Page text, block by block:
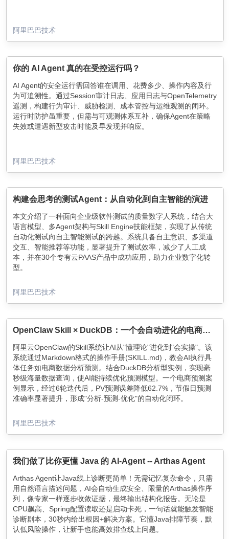
阿里巴巴技术
你的 AI Agent 真的在受控运行吗？
AI Agent的安全运行需回答谁在调用、花费多少、操作内容及行
为可追溯性。通过Session审计日志、应用日志与OpenTelemetry
遥测，构建行为审计、威胁检测、成本管控与运维观测的闭环。
运行时防护虽重要，但需与可观测体系互补，确保Agent在策略
失效或遭遇新型攻击时能及早发现并响应。
阿里巴巴技术
构建会思考的测试Agent：从自动化到自主智能的演进
本文介绍了一种面向企业级软件测试的质量数字人系统，结合大
语言模型、多Agent架构与Skill Engine技能框架，实现了从传统
自动化测试向自主智能测试的跨越。系统具备自主意识、多渠道
交互、智能推荐等功能，显著提升了测试效率，减少了人工成
本，并在30个专有云PAAS产品中成功应用，助力企业数字化转
型。
阿里巴巴技术
OpenClaw Skill × DuckDB：一个会自动进化的电商销售分析预测是怎么炼成的
阿里云OpenClaw的Skill系统让AI从"懂理论"进化到"会实操"。该
系统通过Markdown格式的操作手册(SKILL.md)，教会AI执行具
体任务如电商数据分析预测。结合DuckDB分析型实例，实现毫
秒级海量数据查询，使AI能持续优化预测模型。一个电商预测案
例显示，经过6轮迭代后，PV预测误差降低62.7%，节假日预测
准确率显著提升，形成"分析-预测-优化"的自动化闭环。
阿里巴巴技术
我们做了比你更懂 Java 的 AI-Agent -- Arthas Agent
Arthas Agent让Java线上诊断更简单！无需记忆复杂命令，只需
用自然语言描述问题，AI会自动生成安全、限量的Arthas操作序
列，像专家一样逐步收敛证据，最终输出结构化报告。无论是
CPU飙高、Spring配置读取还是启动卡死，一句话就能触发智能
诊断剧本，30秒内给出根因+解决方案。它懂Java排障节奏，默
认低风险操作，让新手也能高效排查线上问题。